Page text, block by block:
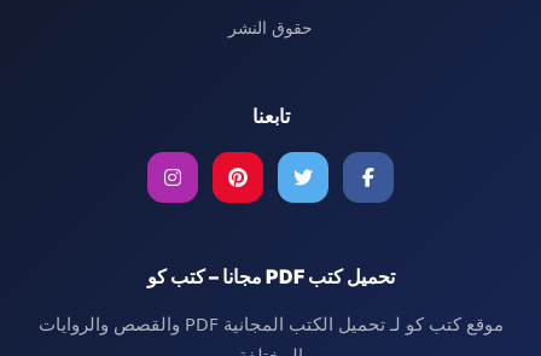
حقوق النشر
تابعنا
تحميل كتب PDF مجانا – كتب كو
موقع كتب كو لـ تحميل الكتب المجانية PDF والقصص والروايات